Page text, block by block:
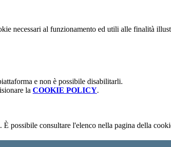
necessari al funzionamento ed utili alle finalità
e non è possibile disabilitarli.
la COOKIE POLICY.
possibile consultare l'elenco nella pagina della